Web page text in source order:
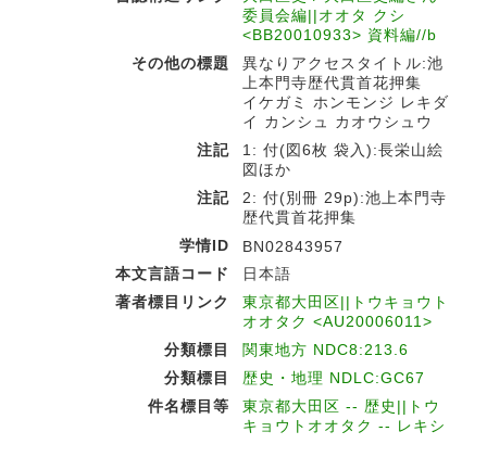
委員会編||オオタ クシ
<BB20010933> 資料編//b
その他の標題
異なりアクセスタイトル:池
上本門寺歴代貫首花押集
イケガミ ホンモンジ レキダ
イ カンシュ カオウシュウ
注記
1: 付(図6枚 袋入):長栄山絵
図ほか
注記
2: 付(別冊 29p):池上本門寺
歴代貫首花押集
学情ID
BN02843957
本文言語コード
日本語
著者標目リンク
東京都大田区||トウキョウト
オオタク <AU20006011>
分類標目
関東地方 NDC8:213.6
分類標目
歴史・地理 NDLC:GC67
件名標目等
東京都大田区 -- 歴史||トウ
キョウトオオタク -- レキシ